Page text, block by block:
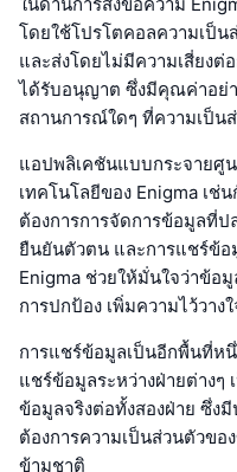
โดยใช้โปรโตคอลความเป็น
และส่งโดยไม่มีความเสี่ยงต่
ได้รับอนุญาต ซึ่งมีคุณค่าอย่า
สถานการณ์ใดๆ ที่ความเป็
แอปพลิเคชันแบบกระจายศู
เทคโนโลยีของ Enigma เ
ต้องการการจัดการข้อมูลที่
ยืนยันตัวตน และการแชร์ข้
Enigma ช่วยให้มั่นใจว่าข้อ
การปกป้อง เพิ่มความไว้วาง
การแชร์ข้อมูลเป็นอีกพื้นที่ห
แชร์ข้อมูลระหว่างฝ่ายต่างๆ
ข้อมูลจริงต่อทั้งสองฝ่าย ซึ่ง
ต้องการความเป็นส่วนตัวข
ข้ามชาติ